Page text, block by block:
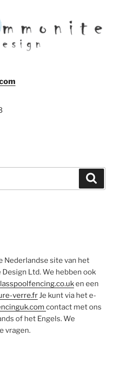
Nederlandse site van het
Ltd. We hebben ook
en een
verre.frJe kunt via het e-
contact met ons
of het Engels. We
vragen.